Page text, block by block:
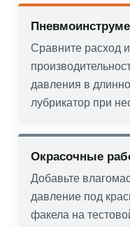
Сравните расход
давления в
лубрикатор при
Окрасочные
Добавьте
давление под
факела на